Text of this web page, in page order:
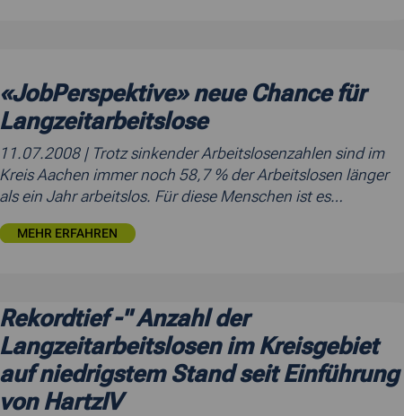
«JobPerspektive» neue Chance für
Langzeitarbeitslose
11.07.2008 | Trotz sinkender Arbeitslosenzahlen sind im
Kreis Aachen immer noch 58,7 % der Arbeitslosen länger
als ein Jahr arbeitslos. Für diese Menschen ist es…
MEHR ERFAHREN
Rekordtief -" Anzahl der
Langzeitarbeitslosen im Kreisgebiet
auf niedrigstem Stand seit Einführung
von HartzIV